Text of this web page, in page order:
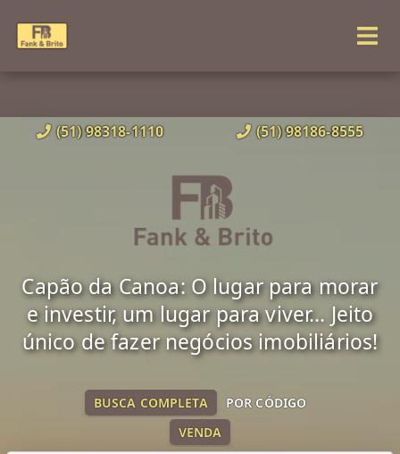
(51) 98318-1110 (51) 98186-8555
Capão da Canoa: O lugar para morar
e investir, um lugar para viver... Jeito
único de fazer negócios imobiliários!
VENDA
BUSCA COMPLETA POR CÓDIGO